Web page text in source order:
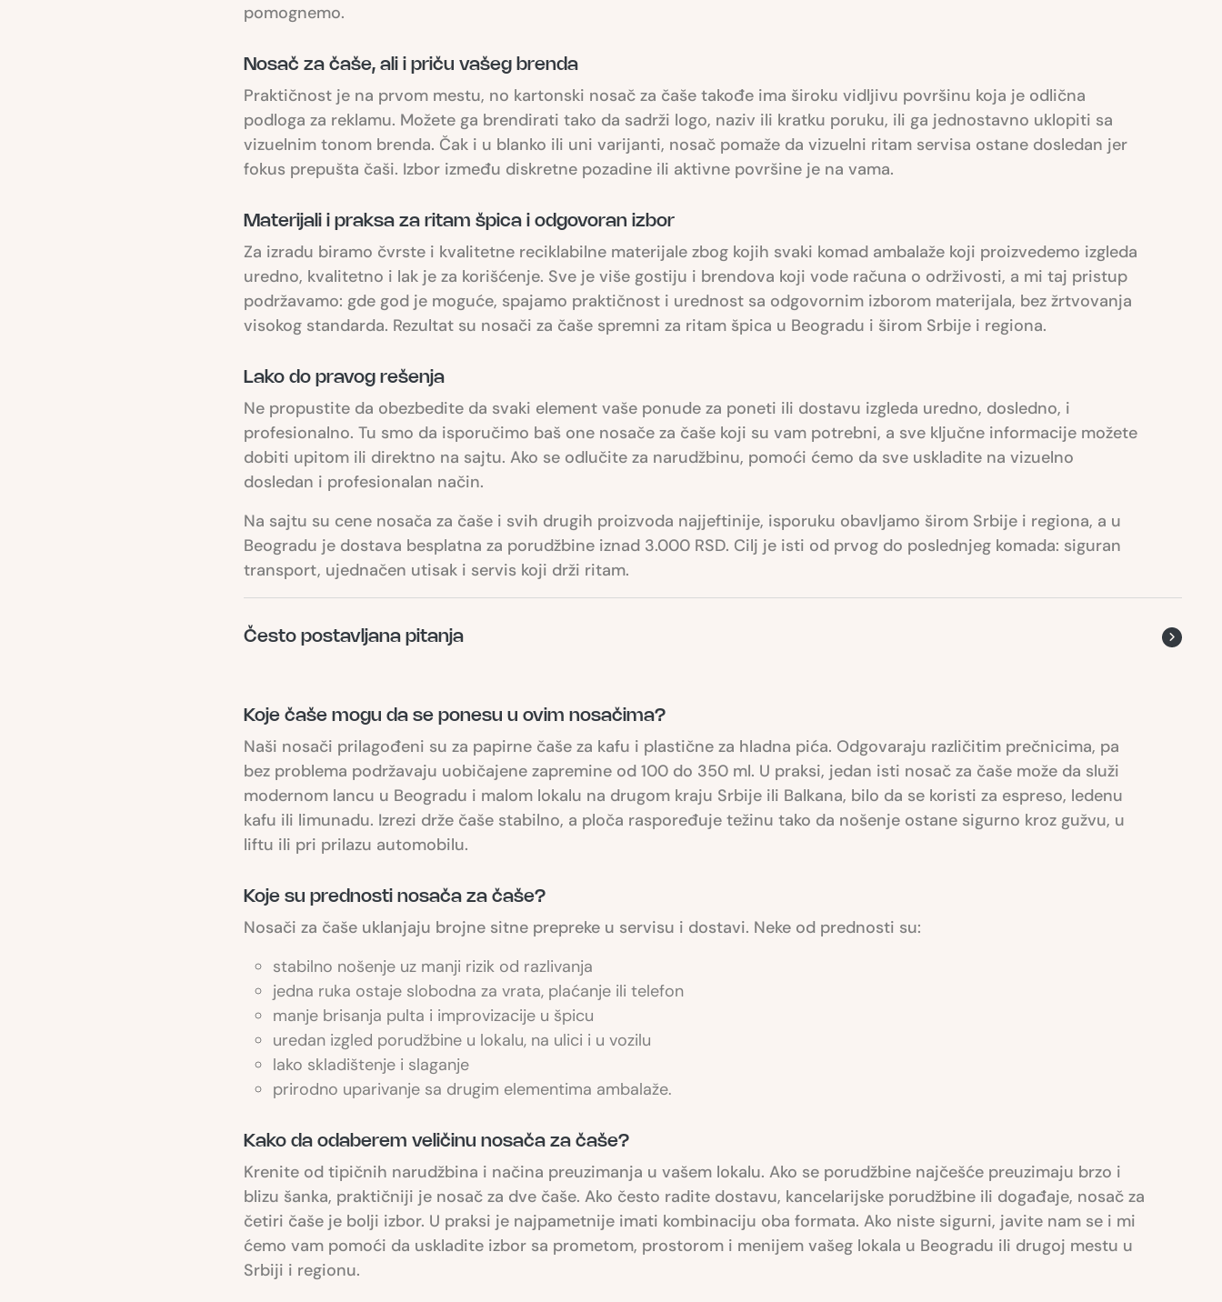
pomognemo.
Nosač za čaše, ali i priču vašeg brenda
Praktičnost je na prvom mestu, no kartonski nosač za čaše takođe ima široku vidljivu površinu koja je odlična
podloga za reklamu. Možete ga brendirati tako da sadrži logo, naziv ili kratku poruku, ili ga jednostavno uklopiti sa
vizuelnim tonom brenda. Čak i u blanko ili uni varijanti, nosač pomaže da vizuelni ritam servisa ostane dosledan jer
fokus prepušta čaši. Izbor između diskretne pozadine ili aktivne površine je na vama.
Materijali i praksa za ritam špica i odgovoran izbor
Za izradu biramo čvrste i kvalitetne reciklabilne materijale zbog kojih svaki komad ambalaže koji proizvedemo izgleda
uredno, kvalitetno i lak je za korišćenje. Sve je više gostiju i brendova koji vode računa o održivosti, a mi taj pristup
podržavamo: gde god je moguće, spajamo praktičnost i urednost sa odgovornim izborom materijala, bez žrtvovanja
visokog standarda. Rezultat su nosači za čaše spremni za ritam špica u Beogradu i širom Srbije i regiona.
Lako do pravog rešenja
Ne propustite da obezbedite da svaki element vaše ponude za poneti ili dostavu izgleda uredno, dosledno, i
profesionalno. Tu smo da isporučimo baš one nosače za čaše koji su vam potrebni, a sve ključne informacije možete
dobiti upitom ili direktno na sajtu. Ako se odlučite za narudžbinu, pomoći ćemo da sve uskladite na vizuelno
dosledan i profesionalan način.
Na sajtu su cene nosača za čaše i svih drugih proizvoda najjeftinije, isporuku obavljamo širom Srbije i regiona, a u
Beogradu je dostava besplatna za porudžbine iznad 3.000 RSD. Cilj je isti od prvog do poslednjeg komada: siguran
transport, ujednačen utisak i servis koji drži ritam.
Često postavljana pitanja
Koje čaše mogu da se ponesu u ovim nosačima?
Naši nosači prilagođeni su za papirne čaše za kafu i plastične za hladna pića. Odgovaraju različitim prečnicima, pa
bez problema podržavaju uobičajene zapremine od 100 do 350 ml. U praksi, jedan isti nosač za čaše može da služi
modernom lancu u Beogradu i malom lokalu na drugom kraju Srbije ili Balkana, bilo da se koristi za espreso, ledenu
kafu ili limunadu. Izrezi drže čaše stabilno, a ploča raspoređuje težinu tako da nošenje ostane sigurno kroz gužvu, u
liftu ili pri prilazu automobilu.
Koje su prednosti nosača za čaše?
Nosači za čaše uklanjaju brojne sitne prepreke u servisu i dostavi. Neke od prednosti su:
stabilno nošenje uz manji rizik od razlivanja
jedna ruka ostaje slobodna za vrata, plaćanje ili telefon
manje brisanja pulta i improvizacije u špicu
uredan izgled porudžbine u lokalu, na ulici i u vozilu
lako skladištenje i slaganje
prirodno uparivanje sa drugim elementima ambalaže.
Kako da odaberem veličinu nosača za čaše?
Krenite od tipičnih narudžbina i načina preuzimanja u vašem lokalu. Ako se porudžbine najčešće preuzimaju brzo i
blizu šanka, praktičniji je nosač za dve čaše. Ako često radite dostavu, kancelarijske porudžbine ili događaje, nosač za
četiri čaše je bolji izbor. U praksi je najpametnije imati kombinaciju oba formata. Ako niste sigurni, javite nam se i mi
ćemo vam pomoći da uskladite izbor sa prometom, prostorom i menijem vašeg lokala u Beogradu ili drugoj mestu u
Srbiji i regionu.